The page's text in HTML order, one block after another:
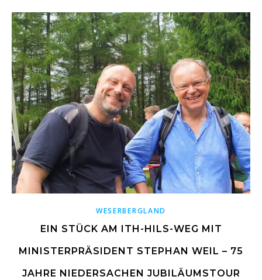
WESERBERGLAND
EIN STÜCK AM ITH-HILS-WEG MIT
MINISTERPRÄSIDENT STEPHAN WEIL – 75
JAHRE NIEDERSACHEN JUBILÄUMSTOUR